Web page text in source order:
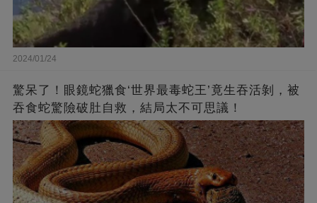
2024/01/24
驚呆了！眼鏡蛇獵食‘世界最毒蛇王’竟生吞活剝，被
吞食蛇驚險破肚自救，結局太不可思議！